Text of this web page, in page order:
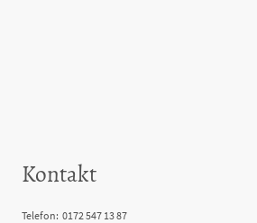
Kontakt
Telefon: 0172 547 13 87